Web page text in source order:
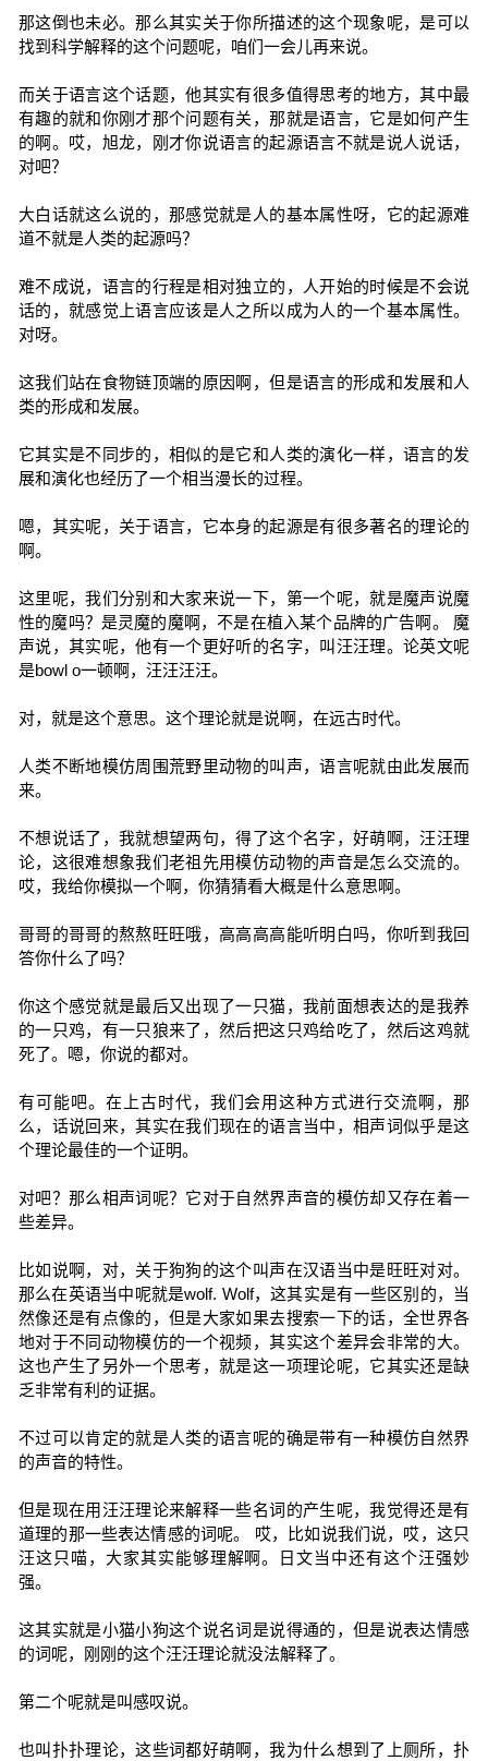
那这倒也未必。那么其实关于你所描述的这个现象呢，是可以
找到科学解释的这个问题呢，咱们一会儿再来说。
而关于语言这个话题，他其实有很多值得思考的地方，其中最
有趣的就和你刚才那个问题有关，那就是语言，它是如何产生
的啊。哎，旭龙，刚才你说语言的起源语言不就是说人说话，
对吧？
大白话就这么说的，那感觉就是人的基本属性呀，它的起源难
道不就是人类的起源吗？
难不成说，语言的行程是相对独立的，人开始的时候是不会说
话的，就感觉上语言应该是人之所以成为人的一个基本属性。
对呀。
这我们站在食物链顶端的原因啊，但是语言的形成和发展和人
类的形成和发展。
它其实是不同步的，相似的是它和人类的演化一样，语言的发
展和演化也经历了一个相当漫长的过程。
嗯，其实呢，关于语言，它本身的起源是有很多著名的理论的
啊。
这里呢，我们分别和大家来说一下，第一个呢，就是魔声说魔
性的魔吗？是灵魔的魔啊，不是在植入某个品牌的广告啊。 魔
声说，其实呢，他有一个更好听的名字，叫汪汪理。论英文呢
是bowl o一顿啊，汪汪汪汪。
对，就是这个意思。这个理论就是说啊，在远古时代。
人类不断地模仿周围荒野里动物的叫声，语言呢就由此发展而
来。
不想说话了，我就想望两句，得了这个名字，好萌啊，汪汪理
论，这很难想象我们老祖先用模仿动物的声音是怎么交流的。
哎，我给你模拟一个啊，你猜猜看大概是什么意思啊。
哥哥的哥哥的熬熬旺旺哦，高高高高能听明白吗，你听到我回
答你什么了吗？
你这个感觉就是最后又出现了一只猫，我前面想表达的是我养
的一只鸡，有一只狼来了，然后把这只鸡给吃了，然后这鸡就
死了。嗯，你说的都对。
有可能吧。在上古时代，我们会用这种方式进行交流啊，那
么，话说回来，其实在我们现在的语言当中，相声词似乎是这
个理论最佳的一个证明。
对吧？那么相声词呢？它对于自然界声音的模仿却又存在着一
些差异。
比如说啊，对，关于狗狗的这个叫声在汉语当中是旺旺对对。
那么在英语当中呢就是wolf. Wolf，这其实是有一些区别的，当
然像还是有点像的，但是大家如果去搜索一下的话，全世界各
地对于不同动物模仿的一个视频，其实这个差异会非常的大。
这也产生了另外一个思考，就是这一项理论呢，它其实还是缺
乏非常有利的证据。
不过可以肯定的就是人类的语言呢的确是带有一种模仿自然界
的声音的特性。
但是现在用汪汪理论来解释一些名词的产生呢，我觉得还是有
道理的那一些表达情感的词呢。 哎，比如说我们说，哎，这只
汪这只喵，大家其实能够理解啊。日文当中还有这个汪强妙
强。
这其实就是小猫小狗这个说名词是说得通的，但是说表达情感
的词呢，刚刚的这个汪汪理论就没法解释了。
第二个呢就是叫感叹说。
也叫扑扑理论，这些词都好萌啊，我为什么想到了上厕所，扑